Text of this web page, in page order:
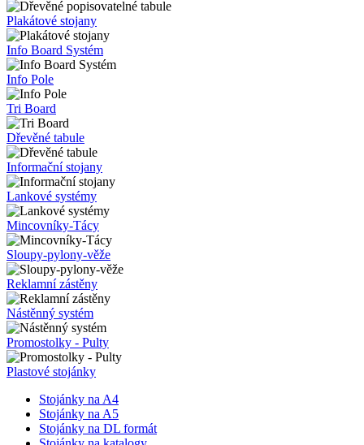
Plakátové stojany
Info Board Systém
Info Pole
Tri Board
Dřevěné tabule
Informační stojany
Lankové systémy
Mincovníky-Tácy
Sloupy-pylony-věže
Reklamní zástěny
Nástěnný systém
Promostolky - Pulty
Plastové stojánky
Stojánky na A4
Stojánky na A5
Stojánky na DL formát